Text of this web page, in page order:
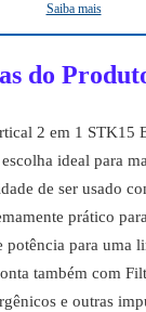
Saiba mais
do
2 em 1 STK15
ideal para
de ser usado
prático
para uma
também com
e outras